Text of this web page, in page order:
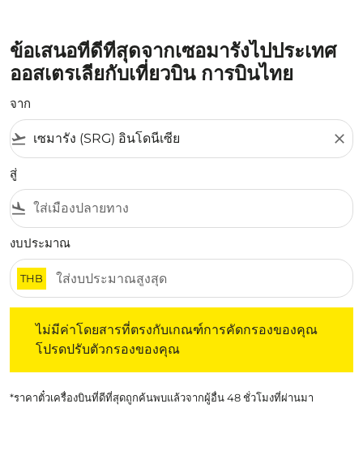
ข้อเสนอที่ดีที่สุดจากเซอมารังไปประเทศ
ออสเตรเลียกับเที่ยวบิน การบินไทย
จาก
flight_takeoff close
สู่
flight_land
งบประมาณ
THB
ไม่มีค่าโดยสารที่ตรงกับเกณฑ์การคัดกรองของคุณ
โปรดปรับตัวกรองของคุณ
*ราคาตั๋วเครื่องบินที่ดีที่สุดถูกค้นพบแล้วจากผู้อื่น 48 ชั่วโมงที่ผ่านมา